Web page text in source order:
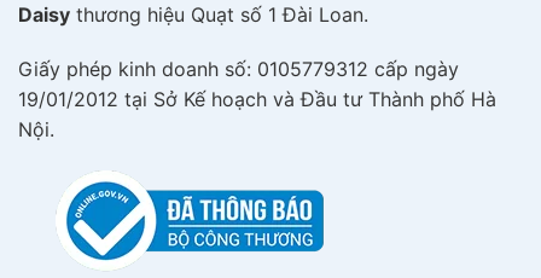
Daisy thương hiệu Quạt số 1 Đài Loan.
Giấy phép kinh doanh số: 0105779312 cấp ngày
19/01/2012 tại Sở Kế hoạch và Đầu tư Thành phố Hà
Nội.